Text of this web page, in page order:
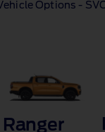
Options ‑
Ranger